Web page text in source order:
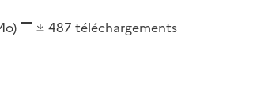
487 téléchargements